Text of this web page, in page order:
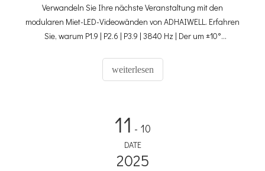
Verwandeln Sie Ihre nächste Veranstaltung mit den
modularen Miet-LED-Videowänden von ADHAIWELL. Erfahren
Sie, warum P1.9 | P2.6 | P3.9 | 3840 Hz | Der um ±10°
beeindruckende visuelle Darstellungen unerlässlich.
weiterlesen
11 - 10
DATE
2025